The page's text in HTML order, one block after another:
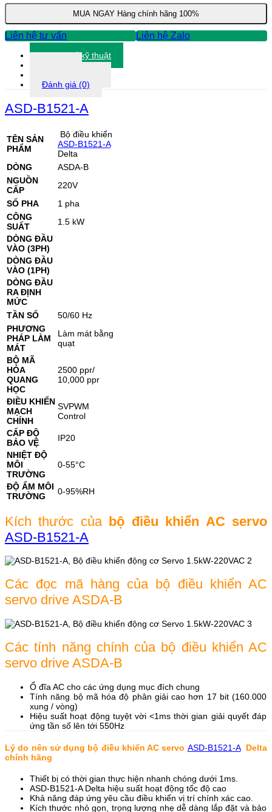
khiển
cơ
Servo
1.5kW-
220VAC
số
lượng
MUA NGAY Hàng chính hãng 100%
Liên hệ tư vấn Liên hệ Zalo
Thông số kỹ thuật
Đánh giá (0)
ASD-B1521-A
TÊN SẢN
PHẨM
Bộ điều khiển
ASD-B1521-A
Delta
DÒNG
ASDA-B
NGUỒN
CẤP
220V
SỐ PHA
1 pha
CÔNG
SUẤT
1.5 kW
DÒNG ĐẦU
VÀO (3PH)
DÒNG ĐẦU
VÀO (1PH)
DÒNG ĐẦU
RA ĐỊNH
MỨC
TẦN SỐ
50/60 Hz
PHƯƠNG
PHÁP LÀM
MÁT
Làm mát bằng
quạt
BỘ MÃ
HÓA
QUANG
HỌC
2500 ppr/
10,000 ppr
ĐIỀU KHIỂN
MẠCH
CHÍNH
SVPWM
Control
CẤP ĐỘ
BẢO VỆ
IP20
NHIỆT ĐỘ
MÔI
TRƯỜNG
0-55°C
ĐỘ ẨM MÔI
TRƯỜNG
0-95%RH
Kích thước của bộ điều khiển AC servo
ASD-B1521-A
Các đọc mã hàng của bộ điều khiển AC
servo drive ASDA-B
Các tính năng chính của bộ điều khiển AC
servo drive ASDA-B
Ổ đĩa AC cho các ứng dụng mục đích chung
Tính năng bộ mã hóa độ phân giải cao hơn 17 bit (160.000
xung / vòng)
Hiệu suất hoạt động tuyệt vời <1ms thời gian giải quyết đáp
ứng tần số lên tới 550Hz
Lý do nên sử dụng bộ điều khiển AC servo ASD-B1521-A Delta
chính hãng
Thiết bị có thời gian thực hiện nhanh chóng dưới 1ms.
ASD-B1521-A Delta hiệu suất hoạt động tốc độ cao
Khả năng đáp ứng yêu cầu điều khiển vị trí chính xác cao.
Kích thước nhỏ gọn, trọng lượng nhẹ dễ dàng lắp đặt và bảo